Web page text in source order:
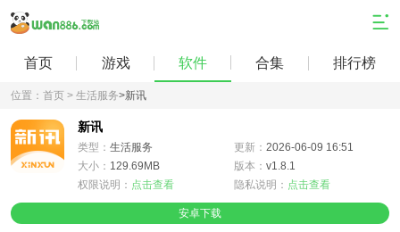
首页 游戏 软件 合集 排行榜
位置： 首页 > 生活服务>新讯
新讯
类型： 生活服务 更新： 2026-06-09 16:51
大小： 129.69MB 版本： v1.8.1
权限说明： 点击查看 隐私说明： 点击查看
安卓下载